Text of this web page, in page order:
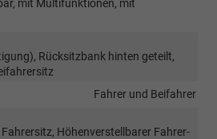
mit Multifunktionen, mit
Rücksitzbank hinten geteilt,
Fahrer und Beifahrer
Höhenverstellbarer Fahrer-